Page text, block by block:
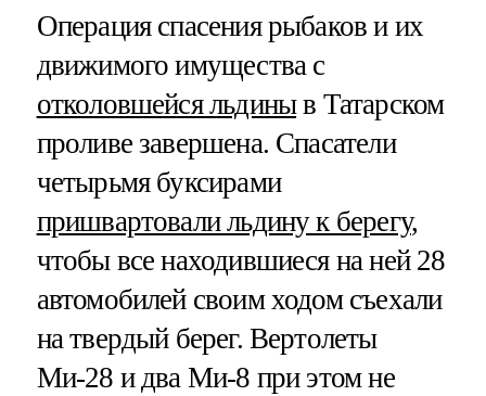
Операция спасения рыбаков и их
движимого имущества с
отколовшейся льдиныв Татарском
проливе завершена. Спасатели
четырьмя буксирами
пришвартовали льдину к берегу,
чтобы все находившиеся на ней 28
автомобилей своим ходом съехали
на твердый берег. Вертолеты
Ми-28 и два Ми-8 при этом не